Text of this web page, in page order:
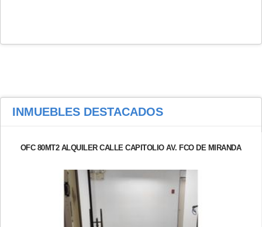
INMUEBLES DESTACADOS
OFC 80MT2 ALQUILER CALLE CAPITOLIO AV. FCO DE MIRANDA